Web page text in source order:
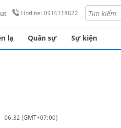
Hotline: 0916118822
lạ Quân sự Sự kiện
(GMT+07:00)